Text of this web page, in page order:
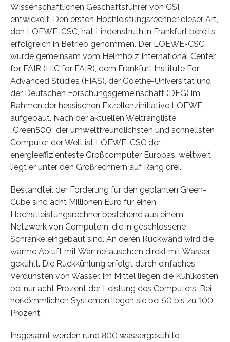
Wissenschaftlichen Geschäftsführer von GSI,
entwickelt. Den ersten Hochleistungsrechner dieser Art,
den LOEWE-CSC, hat Lindenstruth in Frankfurt bereits
erfolgreich in Betrieb genommen. Der LOEWE-CSC
wurde gemeinsam vom Helmholz International Center
for FAIR (HIC for FAIR), dem Frankfurt Institute For
Advanced Studies (FIAS), der Goethe-Universität und
der Deutschen Forschungsgemeinschaft (DFG) im
Rahmen der hessischen Exzellenzinitiative LOEWE
aufgebaut. Nach der aktuellen Weltrangliste
„Green500“ der umweltfreundlichsten und schnellsten
Computer der Welt ist LOEWE-CSC der
energieeffizienteste Großcomputer Europas, weltweit
liegt er unter den Großrechnern auf Rang drei.
Bestandteil der Förderung für den geplanten Green-
Cube sind acht Millionen Euro für einen
Höchstleistungsrechner bestehend aus einem
Netzwerk von Computern, die in geschlossene
Schränke eingebaut sind. An deren Rückwand wird die
warme Abluft mit Wärmetauschern direkt mit Wasser
gekühlt. Die Rückkühlung erfolgt durch einfaches
Verdunsten von Wasser. Im Mittel liegen die Kühlkosten
bei nur acht Prozent der Leistung des Computers. Bei
herkömmlichen Systemen liegen sie bei 50 bis zu 100
Prozent.
Insgesamt werden rund 800 wassergekühlte